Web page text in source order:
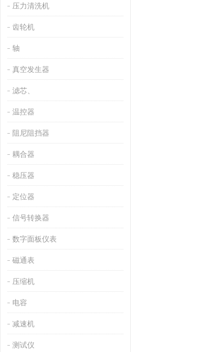
压力清洗机
齿轮机
轴
真空发生器
滤芯、
温控器
阻尼阻挡器
耦合器
稳压器
定位器
信号转换器
数字面板仪表
磁通表
压缩机
电容
减速机
测试仪